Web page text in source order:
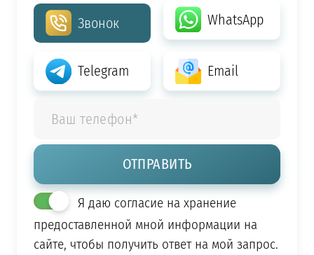
Звонок WhatsApp
Telegram Email
Я даю согласие на хранение
предоставленной мной информации на
сайте, чтобы получить ответ на мой запрос.